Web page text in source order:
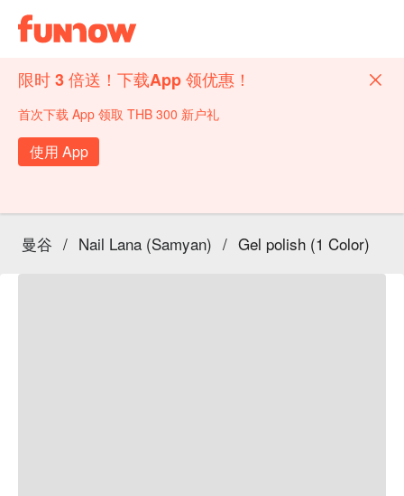
限时 3 倍送！下载App 领优惠！
首次下载 App 领取 THB 300 新户礼
使用 App
曼谷 / Nail Lana (Samyan) / Gel polish (1 Color)